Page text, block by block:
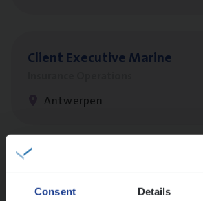
Consent Details
Client Exe­cu­ti­ve Marine
Antwerpen
Dos­sier­be­heer­der Pro­per­ty
Insurance Operations